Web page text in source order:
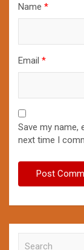
Name *
Email *
Save my name,
next time I